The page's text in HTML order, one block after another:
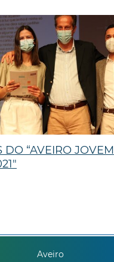
DO “AVEIRO JOVEM
Aveiro